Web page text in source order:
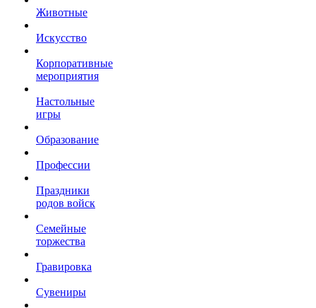
Животные
Искусство
Корпоративные
мероприятия
Настольные
игры
Образование
Профессии
Праздники
родов войск
Семейные
торжества
Гравировка
Сувениры